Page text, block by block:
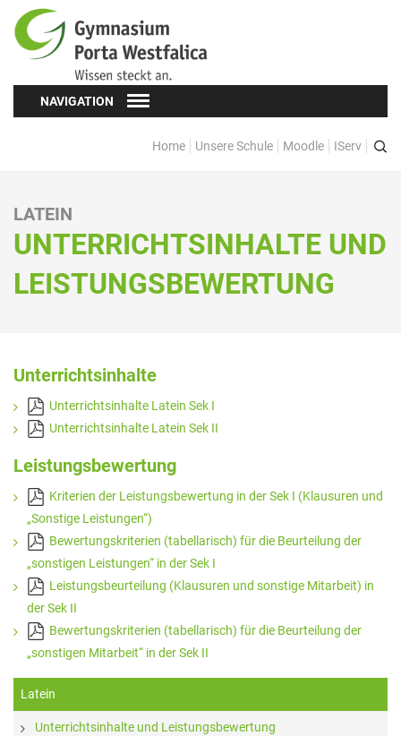
NAVIGATION
Home Unsere Schule Moodle IServ
Oberstufe
Formulare
Eltern
Elterninformationen
Schulkonferenz
Kopf hoch! – Beratung für Eltern
Lehrer*innen
Lehrkräfte
Sekretariat
Formulare
Unterrichtszeiten
Kooperationen
LATEIN
UNTERRICHTSINHALTE UND
LEISTUNGSBEWERTUNG
Unterrichtsinhalte
Unterrichtsinhalte Latein Sek I
Unterrichtsinhalte Latein Sek II
Leistungsbewertung
Kriterien der Leistungsbewertung in der Sek I (Klausuren und
„Sonstige Leistungen“)
Bewertungskriterien (tabellarisch) für die Beurteilung der
„sonstigen Leistungen“ in der Sek I
Leistungsbeurteilung (Klausuren und sonstige Mitarbeit) in
der Sek II
Bewertungskriterien (tabellarisch) für die Beurteilung der
„sonstigen Mitarbeit“ in der Sek II
Latein
Unterrichtsinhalte und Leistungsbewertung